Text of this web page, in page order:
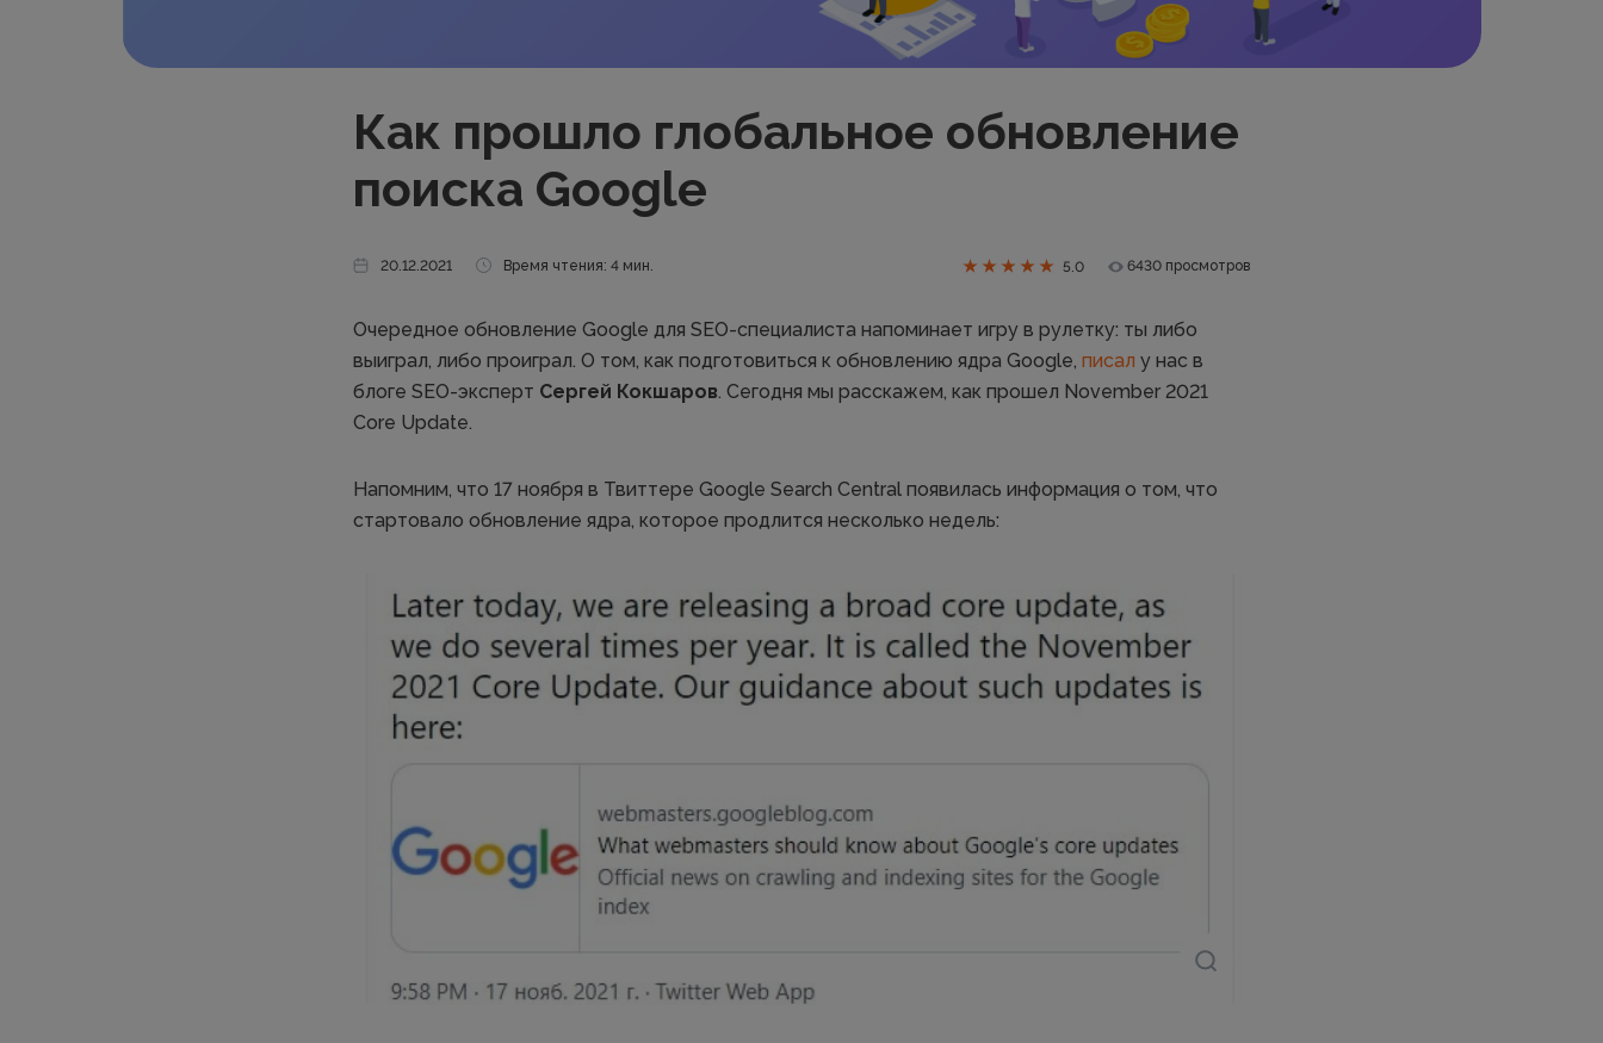
Как прошло глобальное обновление
поиска Google
20.12.2021 Время чтения: 4 мин. 5.0 6430 просмотров
Очередное обновление Google для SEO-специалиста напоминает игру в рулетку: ты либо
выиграл, либо проиграл. О том, как подготовиться к обновлению ядра Google, писал у нас в
блоге SEO-эксперт Сергей Кокшаров. Сегодня мы расскажем, как прошел November 2021
Core Update.
Напомним, что 17 ноября в Твиттере Google Search Central появилась информация о том, что
стартовало обновление ядра, которое продлится несколько недель: